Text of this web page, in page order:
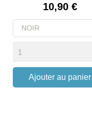
Prix
10,90 €
Ajouter au panier